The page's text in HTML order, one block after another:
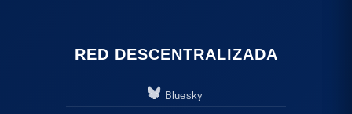
RED DESCENTRALIZADA
Bluesky